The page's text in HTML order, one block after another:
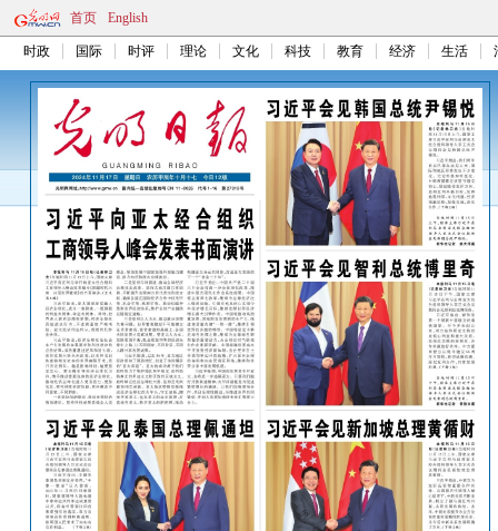
首页 English
时政 国际 时评 理论 文化 科技 教育 经济 生活